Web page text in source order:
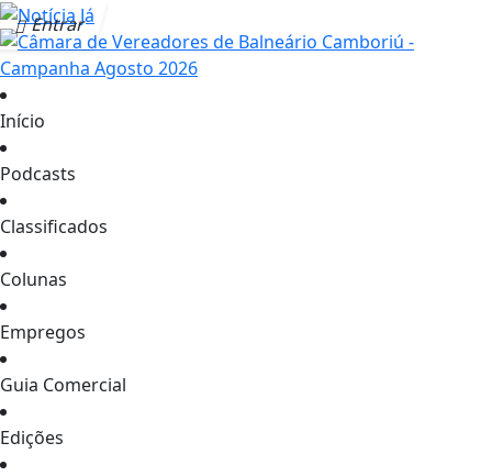
Entrar
Início
Podcasts
Classificados
Colunas
Empregos
Guia Comercial
Edições